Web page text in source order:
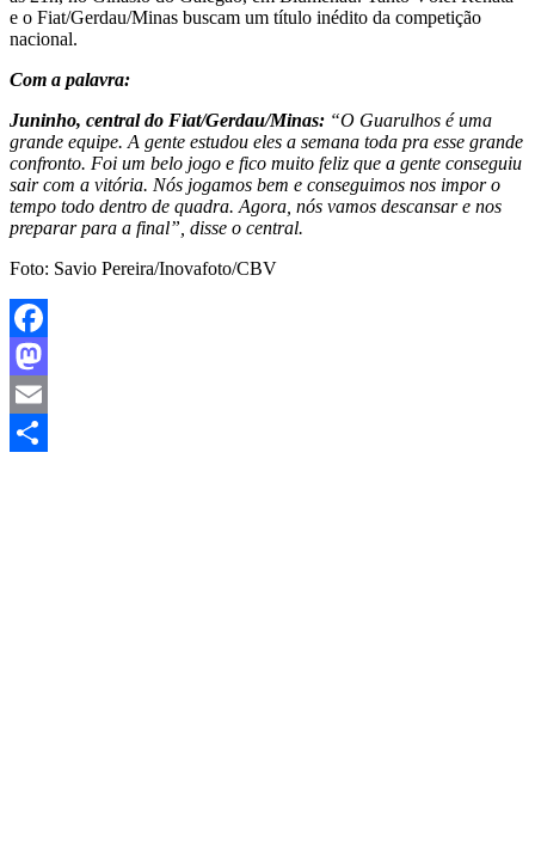
e o Fiat/Gerdau/Minas buscam um título inédito da competição
nacional.
Com a palavra:
Juninho, central do Fiat/Gerdau/Minas: “O Guarulhos é uma
grande equipe. A gente estudou eles a semana toda pra esse grande
confronto. Foi um belo jogo e fico muito feliz que a gente conseguiu
sair com a vitória. Nós jogamos bem e conseguimos nos impor o
tempo todo dentro de quadra. Agora, nós vamos descansar e nos
preparar para a final”, disse o central.
Foto: Savio Pereira/Inovafoto/CBV
Facebook
Mastodon
Email